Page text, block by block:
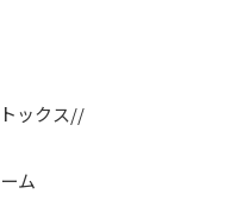
ックス//
ム